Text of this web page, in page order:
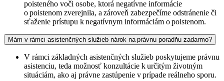
poisteného voči osobe, ktorá negatívne informácie
o poistenom zverejnila, a zároveň zabezpečíme odstránenie či
sťaženie prístupu k negatívnym informáciám o poistenom.
Mám v rámci asistenčných služieb nárok na právnu poradňu zadarmo?
V rámci základných asistenčných služieb poskytujeme právnu
asistenciu, teda možnosť konzultácie k určitým životným
situáciám, ako aj právne zastúpenie v prípade reálneho sporu.